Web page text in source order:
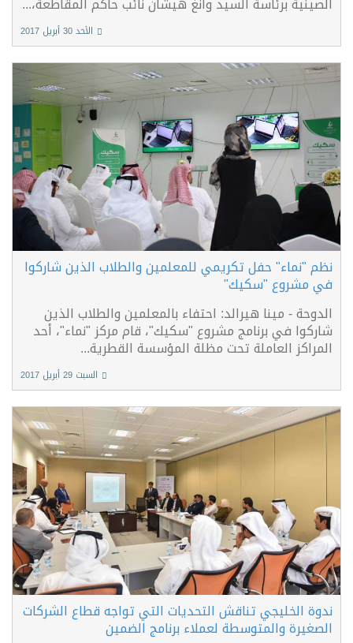
الأحد 30 أبريل 2017
نظم "نماء" حفل تكريمي للمعلمين والطلاب الذين شاركوا
في مشروع "سكيك"
الدوحة - مينا هيرالد: احتفاء بالمعلمين والطلاب الذين
شاركوا في برنامج مشروع "سكيك"، قام مركز "نماء"، أحد
المراكز العاملة تحت مظلة المؤسسة القطرية...
السبت 29 أبريل 2017
ندوة الخليجي تناقش التحديات التي تواجه قطاع الشركات
الصغيرة والمتوسطة لعملاء برنامج الضمين